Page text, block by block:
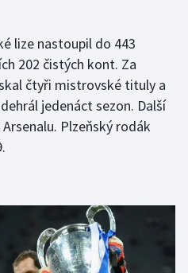
lize nastoupil do 443
202 čistých kont. Za
čtyři mistrovské tituly a
jedenáct sezon. Další
Plzeňský rodák